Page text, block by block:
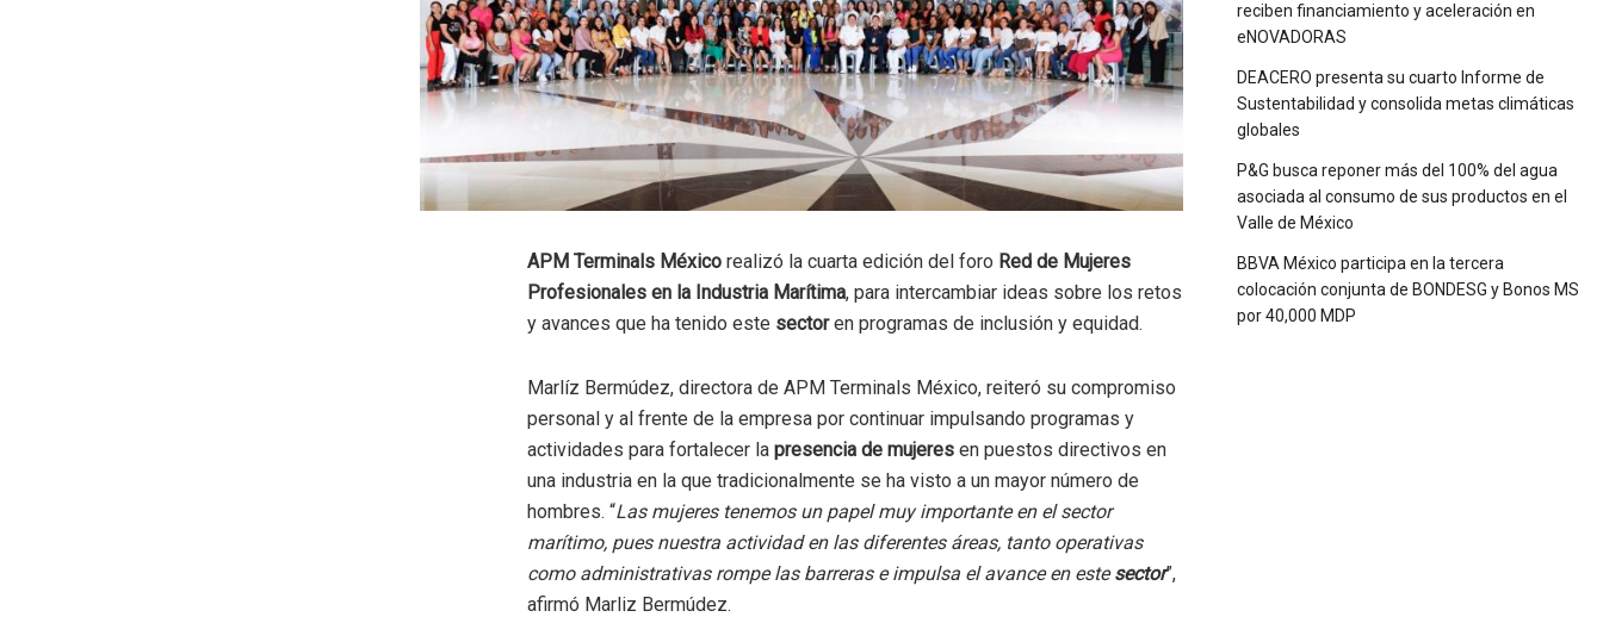
APM Terminals México realizó la cuarta edición del foro Red de Mujeres
Profesionales en la Industria Marítima, para intercambiar ideas sobre los retos
y avances que ha tenido este sectoren programas de inclusión y equidad.
Marlíz Bermúdez, directora de APM Terminals México, reiteró su compromiso
personal y al frente de la empresa por continuar impulsando programas y
actividades para fortalecer la presencia de mujeres en puestos directivos en
una industria en la que tradicionalmente se ha visto a un mayor número de
hombres. “Las mujeres tenemos un papel muy importante en el sector
marítimo, pues nuestra actividad en las diferentes áreas, tanto operativas
como administrativas rompe las barreras e impulsa el avance en estesector”,
afirmó Marliz Bermúdez.
reciben financiamiento y aceleración en
eNOVADORAS
DEACERO presenta su cuarto Informe de
Sustentabilidad y consolida metas climáticas
globales
P&G busca reponer más del 100% del agua
asociada al consumo de sus productos en el
Valle de México
BBVA México participa en la tercera
colocación conjunta de BONDESG y Bonos MS
por 40,000 MDP